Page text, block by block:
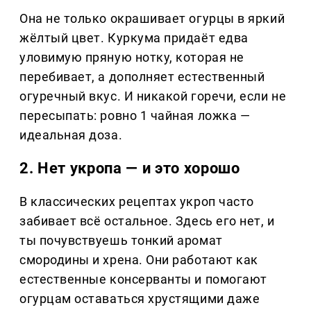
Она не только окрашивает огурцы в яркий
жёлтый цвет. Куркума придаёт едва
уловимую пряную нотку, которая не
перебивает, а дополняет естественный
огуречный вкус. И никакой горечи, если не
пересыпать: ровно 1 чайная ложка —
идеальная доза.
2. Нет укропа — и это хорошо
В классических рецептах укроп часто
забивает всё остальное. Здесь его нет, и
ты почувствуешь тонкий аромат
смородины и хрена. Они работают как
естественные консерванты и помогают
огурцам оставаться хрустящими даже